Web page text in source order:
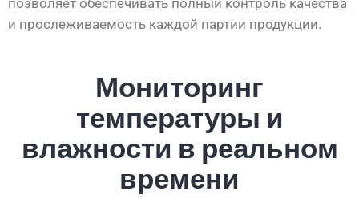
позволяет обеспечивать полный контроль качества
и прослеживаемость каждой партии продукции.
Мониторинг
температуры и
влажности в реальном
времени